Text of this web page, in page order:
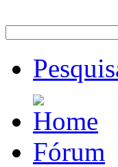
Fórum